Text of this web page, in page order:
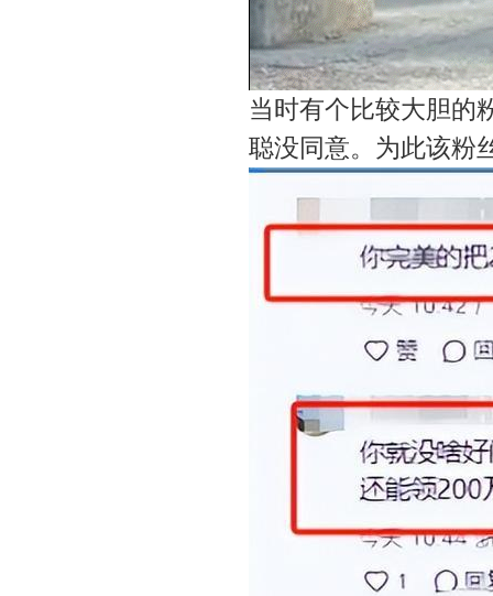
当时有个比较大胆的
聪没同意。为此该粉